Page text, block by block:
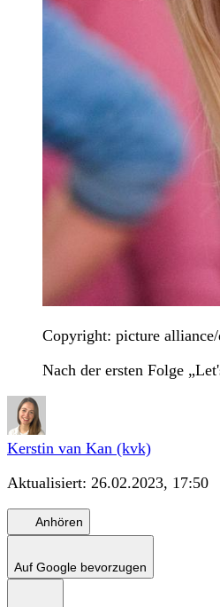
Copyright: picture alliance/
Nach der ersten Folge
Kerstin van Kan (kvk)
Aktualisiert: 26.02.2023, 17:50
Anhören
Auf Google bevorzugen